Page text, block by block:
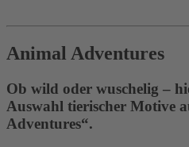
Animal Adventures
Ob wild oder wuschelig –
Auswahl tierischer Motive
Adventures“.